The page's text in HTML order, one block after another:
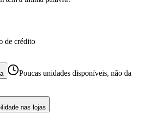
de crédito
Poucas unidades disponíveis, não da
nas lojas